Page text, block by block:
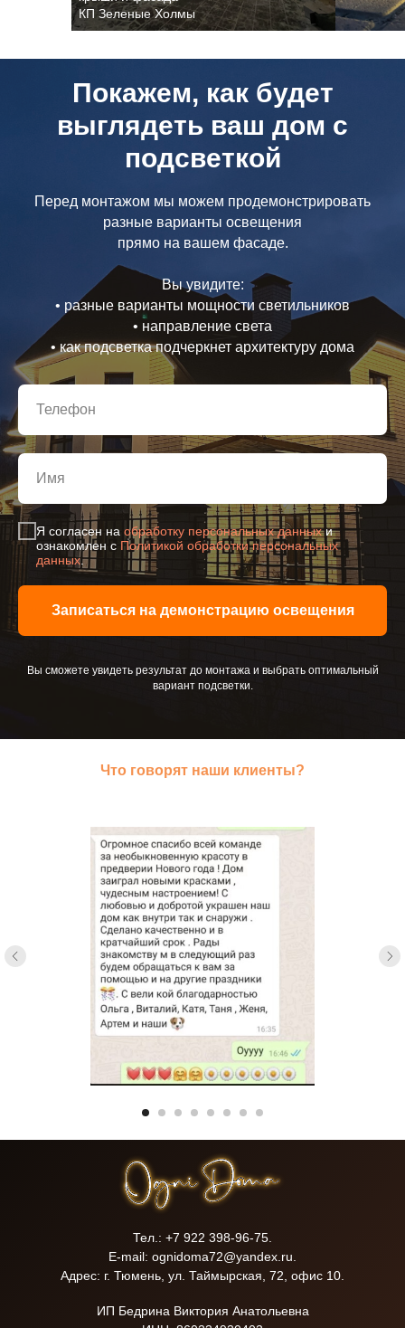
КП Зеленые Холмы
Покажем, как будет
выглядеть ваш дом с
подсветкой
Перед монтажом мы можем продемонстрировать
разные варианты освещения
прямо на вашем фасаде.
Вы увидите:
• разные варианты мощности светильников
• направление света
• как подсветка подчеркнет архитектуру дома
Я согласен на обработку персональных данных и
ознакомлен с Политикой обработки персональных
данных.
Записаться на демонстрацию освещения
Вы сможете увидеть результат до монтажа и выбрать оптимальный
вариант подсветки.
Что говорят наши клиенты?
ИП Бедрина Виктория Анатольевна
Тел.: +7 922 398-96-75.
E-mail: ognidoma72@yandex.ru.
Адрес: г. Тюмень, ул. Таймырская, 72, офис 10.